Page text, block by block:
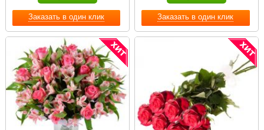
Заказать в один клик Заказать в один клик